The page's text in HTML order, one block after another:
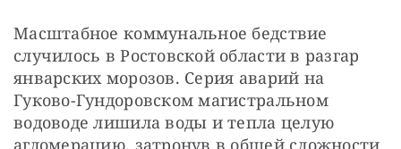
Масштабное коммунальное бедствие
случилось в Ростовской области в разгар
январских морозов. Серия аварий на
Гуково-Гундоровском магистральном
водоводе лишила воды и тепла целую
агломерацию, затронув в общей сложности